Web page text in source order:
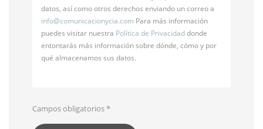
datos, así como otros derechos enviando un correo a
info@comunicacionycia.com Para más información
puedes visitar nuestra Política de Privacidaddonde
entontarás más información sobre dónde, cómo y por
qué almacenamos sus datos.
Campos obligatorios*